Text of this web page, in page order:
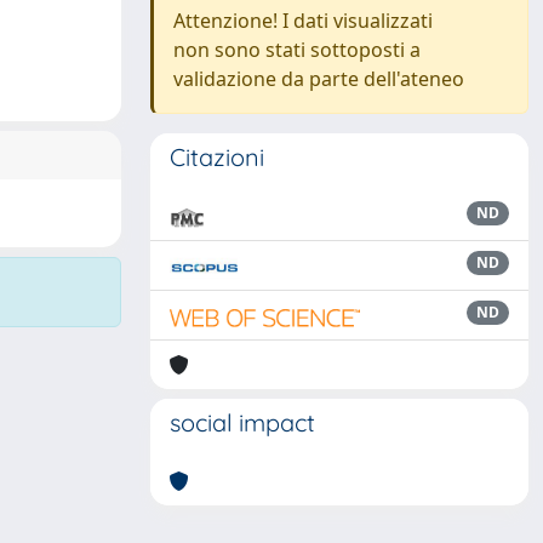
Attenzione! I dati visualizzati
non sono stati sottoposti a
validazione da parte dell'ateneo
Citazioni
ND
ND
ND
social impact